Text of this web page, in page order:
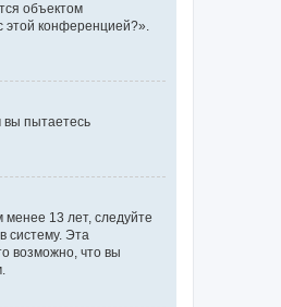
объектом
этой конференцией?».
вы пытаетесь
13 лет, следуйте
систему. Эта
возможно, что вы